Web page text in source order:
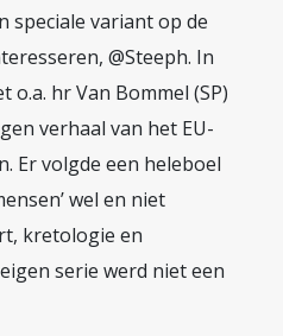
speciale variant op de
@Steeph. In
o.a. hr Van Bommel (SP)
verhaal van het EU-
Er volgde een heleboel
wel en niet
kretologie en
serie werd niet een